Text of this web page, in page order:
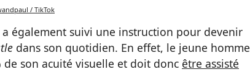
/ TikTok
a également suivi une instruction pour devenir
dans son quotidien. En effet, le jeune
son acuité visuelle et doit donc être assisté